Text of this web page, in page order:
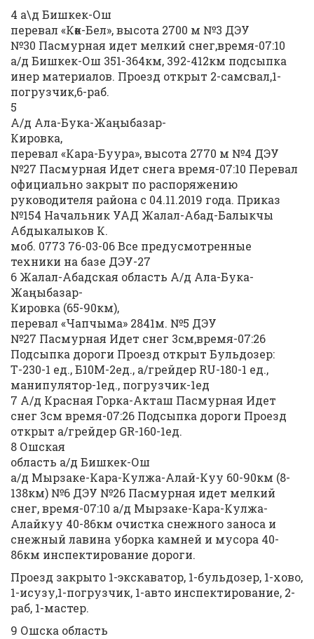
4 а\д Бишкек-Ош
перевал «Көк-Бел», высота 2700 м №3 ДЭУ
№30 Пасмурная идет мелкий снег,время-07:10
а/д Бишкек-Ош 351-364км, 392-412км подсыпка
инер материалов. Проезд открыт 2-самсвал,1-
погрузчик,6-раб.
5
А/д Ала-Бука-Жаңыбазар-
Кировка,
перевал «Кара-Буура», высота 2770 м №4 ДЭУ
№27 Пасмурная Идет снега время-07:10 Перевал
официально закрыт по распоряжению
руководителя района с 04.11.2019 года. Приказ
№154 Начальник УАД Жалал-Абад-Балыкчы
Абдыкалыков К.
моб. 0773 76-03-06 Все предусмотренные
техники на базе ДЭУ-27
6 Жалал-Абадская область А/д Ала-Бука-
Жаңыбазар-
Кировка (65-90км),
перевал «Чапчыма» 2841м. №5 ДЭУ
№27 Пасмурная Идет снег 3см,время-07:26
Подсыпка дороги Проезд открыт Бульдозер:
Т-230-1 ед., Б10М-2ед., а/грейдер RU-180-1 ед.,
манипулятор-1ед., погрузчик-1ед
7 А/д Красная Горка-Акташ Пасмурная Идет
снег 3см время-07:26 Подсыпка дороги Проезд
открыт а/грейдер GR-160-1ед.
8 Ошская
область а/д Бишкек-Ош
а/д Мырзаке-Кара-Кулжа-Алай-Куу 60-90км (8-
138км) №6 ДЭУ №26 Пасмурная идет мелкий
снег, время-07:10 а/д Мырзаке-Кара-Кулжа-
Алайкуу 40-86км очистка снежного заноса и
снежный лавина уборка камней и мусора 40-
86км инспектирование дороги.
Проезд закрыто 1-экскаватор, 1-бульдозер, 1-хово,
1-исузу,1-погрузчик, 1-авто инспектирование, 2-
раб, 1-мастер.
9 Ошска область